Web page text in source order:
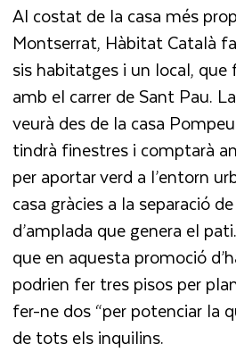
Al costat de la casa més
Montserrat, Hàbitat Català
sis habitatges i un local, que
amb el carrer de Sant Pau.
veurà des de la casa
tindrà finestres i comptarà
per aportar verd a l’entorn
casa gràcies a la separació
d’amplada que genera el
que en aquesta promoció
podrien fer tres pisos per
fer-ne dos “per potenciar la
de tots els inquilins.